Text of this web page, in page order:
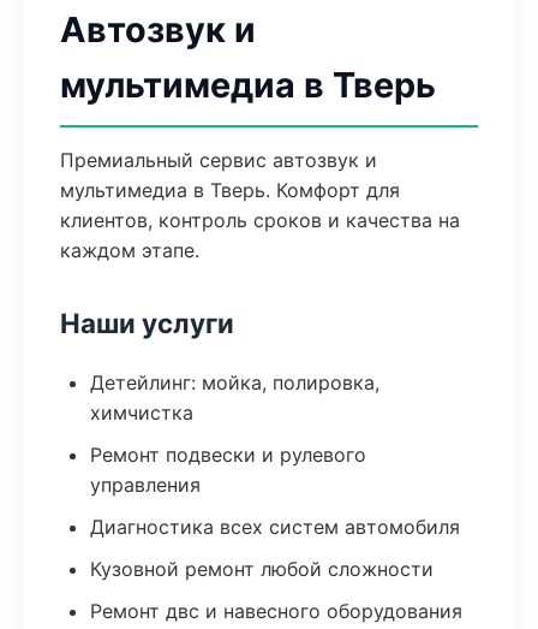
Автозвук и
мультимедиа в Тверь
Премиальный сервис автозвук и
мультимедиа в Тверь. Комфорт для
клиентов, контроль сроков и качества на
каждом этапе.
Наши услуги
Детейлинг: мойка, полировка,
химчистка
Ремонт подвески и рулевого
управления
Диагностика всех систем автомобиля
Кузовной ремонт любой сложности
Ремонт двс и навесного оборудования